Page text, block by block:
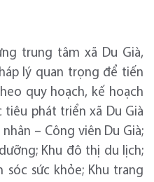
trung tâm xã Du Già,
lý quan trọng để tiến
quy hoạch, kế hoạch
tiêu phát triển xã Du Già
– Công viên Du Già;
Khu đô thị du lịch;
sóc sức khỏe; Khu trang